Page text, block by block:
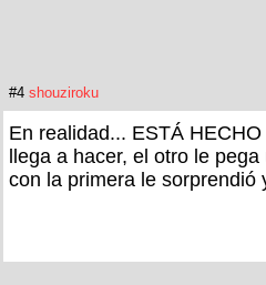
#4 shouziroku
En realidad... ESTÁ
llega a hacer, el otro le
con la primera le sorprendió